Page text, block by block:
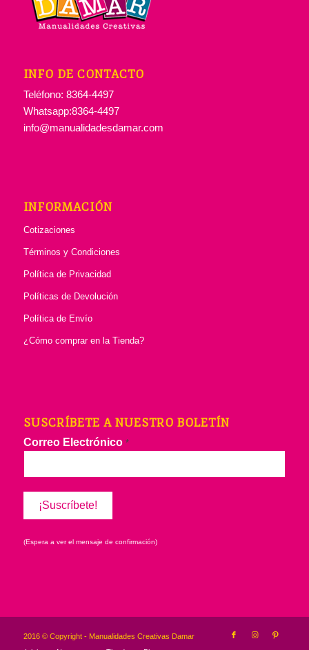
INFO DE CONTACTO
Teléfono: 8364-4497
Whatsapp:8364-4497
info@manualidadesdamar.com
INFORMACIÓN
Cotizaciones
Términos y Condiciones
Política de Privacidad
Políticas de Devolución
Política de Envío
¿Cómo comprar en la Tienda?
SUSCRÍBETE A NUESTRO BOLETÍN
Correo Electrónico *
(Espera a ver el mensaje de confirmación)
2016 © Copyright - Manualidades Creativas Damar